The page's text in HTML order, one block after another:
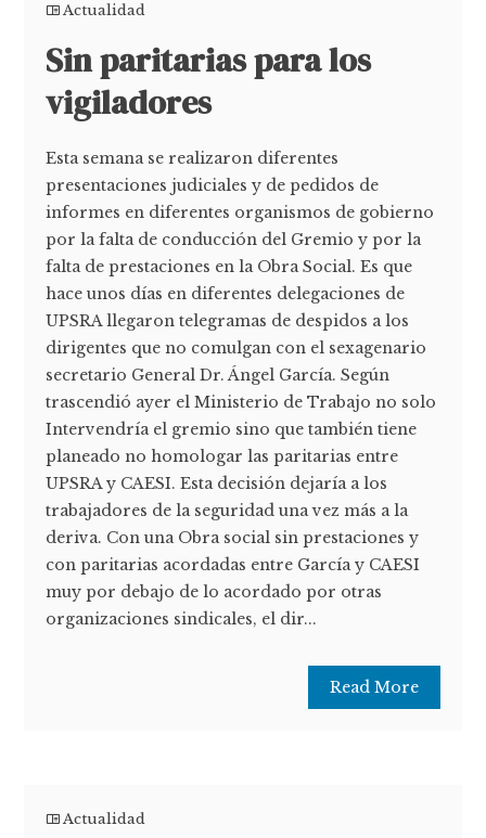
Actualidad
Sin paritarias para los
vigiladores
Esta semana se realizaron diferentes
presentaciones judiciales y de pedidos de
informes en diferentes organismos de gobierno
por la falta de conducción del Gremio y por la
falta de prestaciones en la Obra Social. Es que
hace unos días en diferentes delegaciones de
UPSRA llegaron telegramas de despidos a los
dirigentes que no comulgan con el sexagenario
secretario General Dr. Ángel García. Según
trascendió ayer el Ministerio de Trabajo no solo
Intervendría el gremio sino que también tiene
planeado no homologar las paritarias entre
UPSRA y CAESI. Esta decisión dejaría a los
trabajadores de la seguridad una vez más a la
deriva. Con una Obra social sin prestaciones y
con paritarias acordadas entre García y CAESI
muy por debajo de lo acordado por otras
organizaciones sindicales, el dir...
Read More
Actualidad